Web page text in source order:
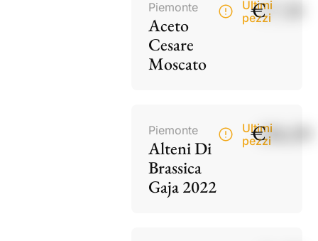
Piemonte
Aceto
Cesare
Moscato
Ultimi
pezzi
€17,50
Piemonte
Alteni Di
Brassica
Gaja 2022
Ultimi
pezzi
€186,00